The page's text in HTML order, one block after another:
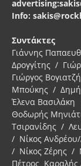
Info:
Συντάκτες
Γιάννης
Δρογγίτης /
Γιώργος
Μπούκης /
Έλενα
Θοδωρής
Τσιρανίδης /
/ Νίκος
/ Νίκος Ζέρης /
Πέτρος